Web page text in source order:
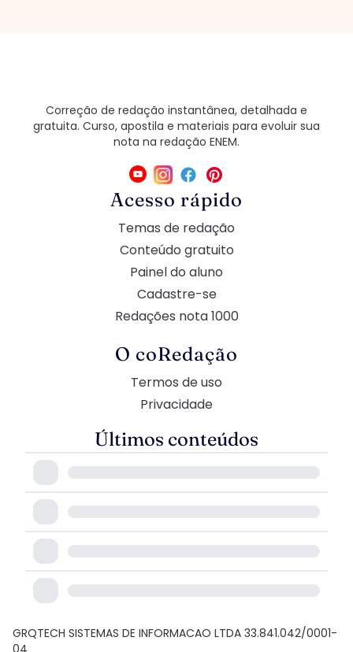
Correção de redação instantânea, detalhada e
gratuita. Curso, apostila e materiais para evoluir sua
nota na redação ENEM.
Acesso rápido
Temas de redação
Conteúdo gratuito
Painel do aluno
Cadastre-se
Redações nota 1000
O coRedação
Termos de uso
Privacidade
Últimos conteúdos
GRQTECH SISTEMAS DE INFORMACAO LTDA 33.841.042/0001-
04